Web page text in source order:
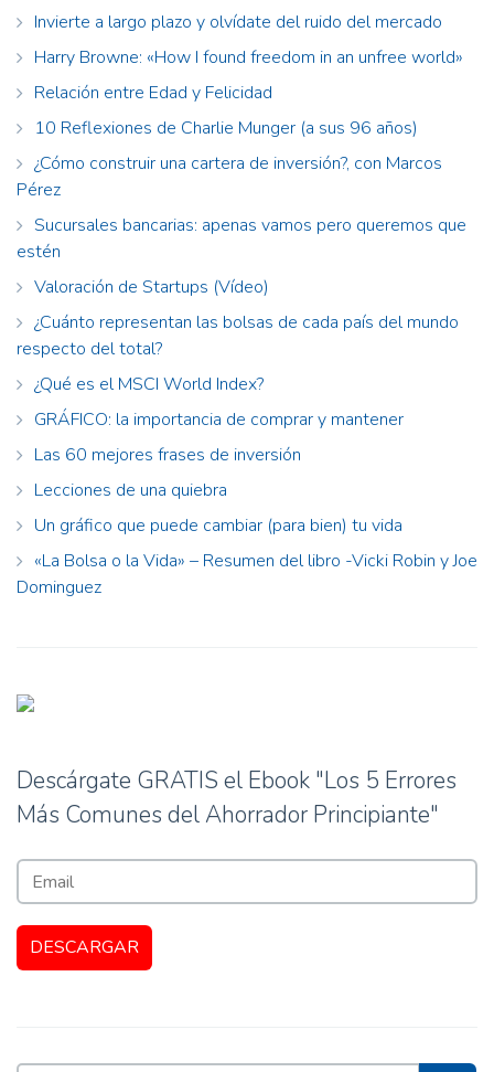
Invierte a largo plazo y olvídate del ruido del mercado
Harry Browne: «How I found freedom in an unfree world»
Relación entre Edad y Felicidad
10 Reflexiones de Charlie Munger (a sus 96 años)
¿Cómo construir una cartera de inversión?, con Marcos
Pérez
Sucursales bancarias: apenas vamos pero queremos que
estén
Valoración de Startups (Vídeo)
¿Cuánto representan las bolsas de cada país del mundo
respecto del total?
¿Qué es el MSCI World Index?
GRÁFICO: la importancia de comprar y mantener
Las 60 mejores frases de inversión
Lecciones de una quiebra
Un gráfico que puede cambiar (para bien) tu vida
«La Bolsa o la Vida» – Resumen del libro -Vicki Robin y Joe
Dominguez
Descárgate GRATIS el Ebook "Los 5 Errores
Más Comunes del Ahorrador Principiante"